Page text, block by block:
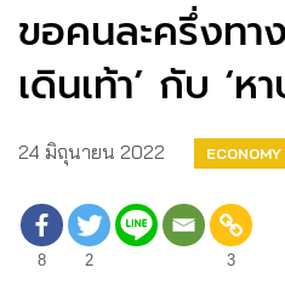
ขอคนละครึ่งทา
เดินเท้า’ กับ ‘ห
24 มิถุนายน 2022 ECONOMY
8 2 3